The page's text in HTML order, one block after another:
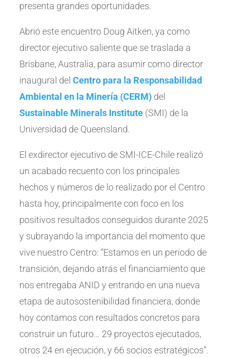
presenta grandes oportunidades.
Abrió este encuentro Doug Aitken, ya como
director ejecutivo saliente que se traslada a
Brisbane, Australia, para asumir como director
inaugural delCentro para la Responsabilidad
Ambiental en la Minería (CERM) del
Sustainable Minerals Institute (SMI) de la
Universidad de Queensland.
El exdirector ejecutivo de SMI-ICE-Chile realizó
un acabado recuento con los principales
hechos y números de lo realizado por el Centro
hasta hoy, principalmente con foco en los
positivos resultados conseguidos durante 2025
y subrayando la importancia del momento que
vive nuestro Centro: “Estamos en un período de
transición, dejando atrás el financiamiento que
nos entregaba ANID y entrando en una nueva
etapa de autosostenibilidad financiera, donde
hoy contamos con resultados concretos para
construir un futuro… 29 proyectos ejecutados,
otros 24 en ejecución, y 66 socios estratégicos”.